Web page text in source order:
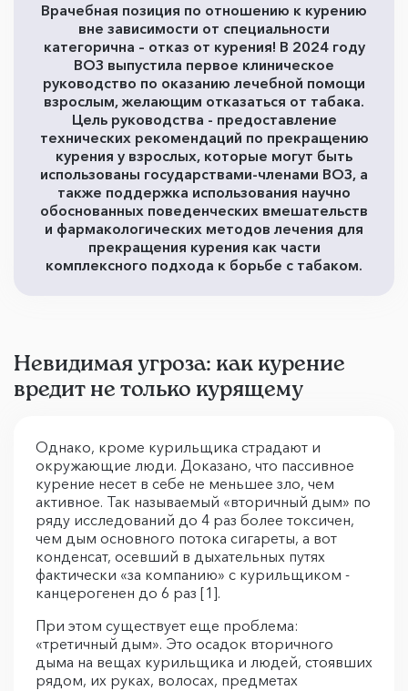
Врачебная позиция по отношению к курению
вне зависимости от специальности
категорична – отказ от курения! В 2024 году
ВОЗ выпустила первое клиническое
руководство по оказанию лечебной помощи
взрослым, желающим отказаться от табака.
Цель руководства - предоставление
технических рекомендаций по прекращению
курения у взрослых, которые могут быть
использованы государствами-членами ВОЗ, а
также поддержка использования научно
обоснованных поведенческих вмешательств
и фармакологических методов лечения для
прекращения курения как части
комплексного подхода к борьбе с табаком.
Невидимая угроза: как курение
вредит не только курящему
Однако, кроме курильщика страдают и
окружающие люди. Доказано, что пассивное
курение несет в себе не меньшее зло, чем
активное. Так называемый «вторичный дым» по
ряду исследований до 4 раз более токсичен,
чем дым основного потока сигареты, а вот
конденсат, осевший в дыхательных путях
фактически «за компанию» с курильщиком -
канцерогенен до 6 раз [1].
При этом существует еще проблема:
«третичный дым». Это осадок вторичного
дыма на вещах курильщика и людей, стоявших
рядом, их руках, волосах, предметах